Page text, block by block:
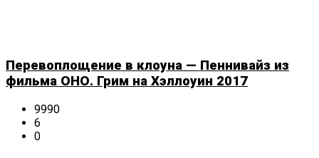
Перевоплощение в клоуна — Пеннивайз из
фильма ОНО. Грим на Хэллоуин 2017
9990
6
0